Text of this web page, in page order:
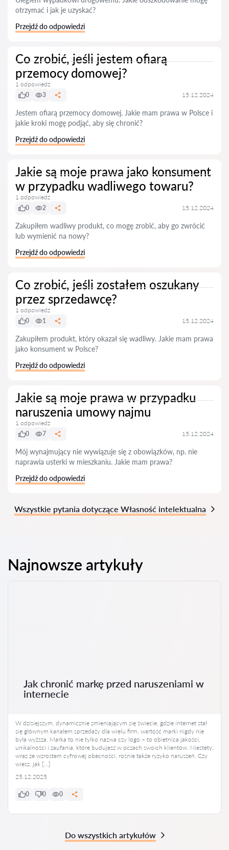
otrzymać i jak je uzyskać?
Przejdź do odpowiedzi
Co zrobić, jeśli jestem ofiarą
przemocy domowej?
1 odpowiedź
0
3 15.12.2024
Jestem ofiarą przemocy domowej. Jakie mam prawa w Polsce i
jakie kroki mogę podjąć, aby się chronić?
Przejdź do odpowiedzi
Jakie są moje prawa jako konsument
w przypadku wadliwego towaru?
1 odpowiedź
0
2 15.12.2024
Zakupiłem wadliwy produkt, co mogę zrobić, aby go zwrócić
lub wymienić na nowy?
Przejdź do odpowiedzi
Co zrobić, jeśli zostałem oszukany
przez sprzedawcę?
1 odpowiedź
0
1 15.12.2024
Zakupiłem produkt, który okazał się wadliwy. Jakie mam prawa
jako konsument w Polsce?
Przejdź do odpowiedzi
Jakie są moje prawa w przypadku
naruszenia umowy najmu
1 odpowiedź
0
7 15.12.2024
Mój wynajmujący nie wywiązuje się z obowiązków, np. nie
naprawia usterki w mieszkaniu. Jakie mam prawa?
Przejdź do odpowiedzi
Wszystkie pytania dotyczące Własność intelektualna
Najnowsze artykuły
Jak chronić markę przed naruszeniami w
internecie
W dzisiejszym, dynamicznie zmieniającym się świecie, gdzie internet stał
się głównym kanałem sprzedaży dla wielu firm, wartość marki nigdy nie
była wyższa. Marka to nie tylko nazwa czy logo – to obietnica jakości,
unikalności i zaufania, które budujesz w oczach swoich klientów. Niestety,
wraz ze wzrostem cyfrowej obecności, rośnie także ryzyko naruszeń. Czy
wiesz, jak […]
25.12.2025
0 0 0
Do wszystkich artykułów